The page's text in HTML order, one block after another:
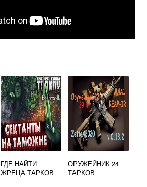
ГДЕ НАЙТИ
ЖРЕЦА ТАРКОВ
ОРУЖЕЙНИК 24
ТАРКОВ